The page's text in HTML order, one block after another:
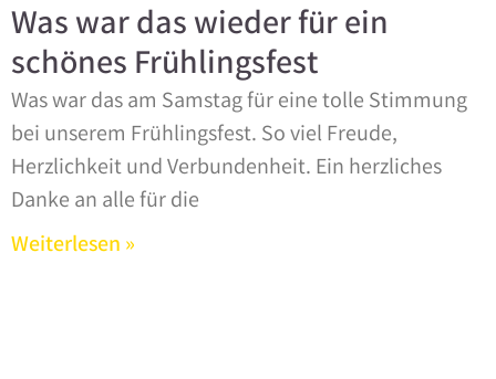
Was war das wieder für ein
schönes Frühlingsfest
Was war das am Samstag für eine tolle Stimmung
bei unserem Frühlingsfest. So viel Freude,
Herzlichkeit und Verbundenheit. Ein herzliches
Danke an alle für die
Weiterlesen »